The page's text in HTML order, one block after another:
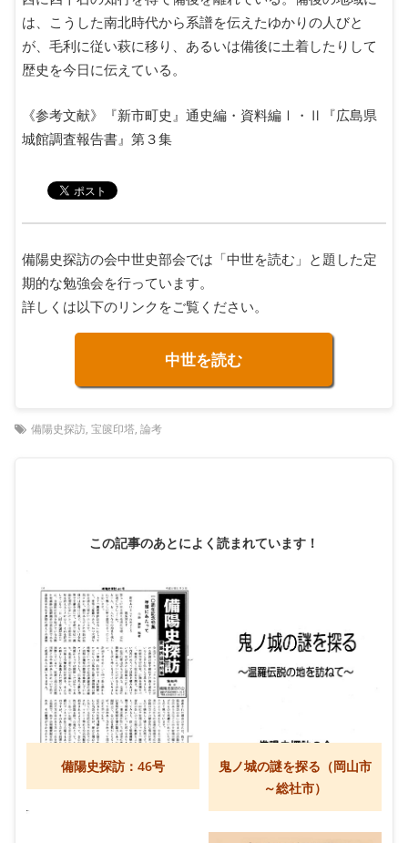
は、こうした南北時代から系譜を伝えたゆかりの人びと
が、毛利に従い萩に移り、あるいは備後に土着したりして
歴史を今日に伝えている。
《参考文献》『新市町史』通史編・資料編Ⅰ・Ⅱ『広島県
城館調査報告書』第３集
備陽史探訪の会中世史部会では「中世を読む」と題した定
期的な勉強会を行っています。
詳しくは以下のリンクをご覧ください。
中世を読む
備陽史探訪, 宝篋印塔, 論考
この記事のあとによく読まれています！
備陽史探訪：46号
鬼ノ城の謎を探る（岡山市
～総社市）